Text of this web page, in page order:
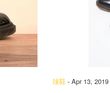
球鞋 - Apr 13, 2019